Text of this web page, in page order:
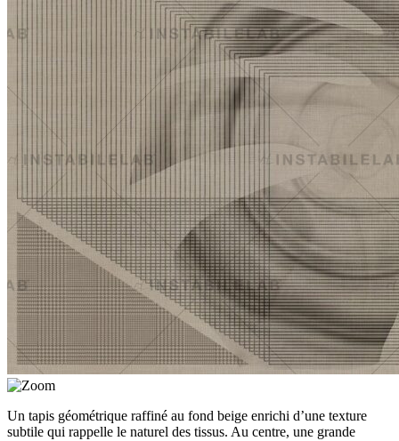
Un tapis géométrique raffiné au fond beige enrichi d’une texture
subtile qui rappelle le naturel des tissus. Au centre, une grande